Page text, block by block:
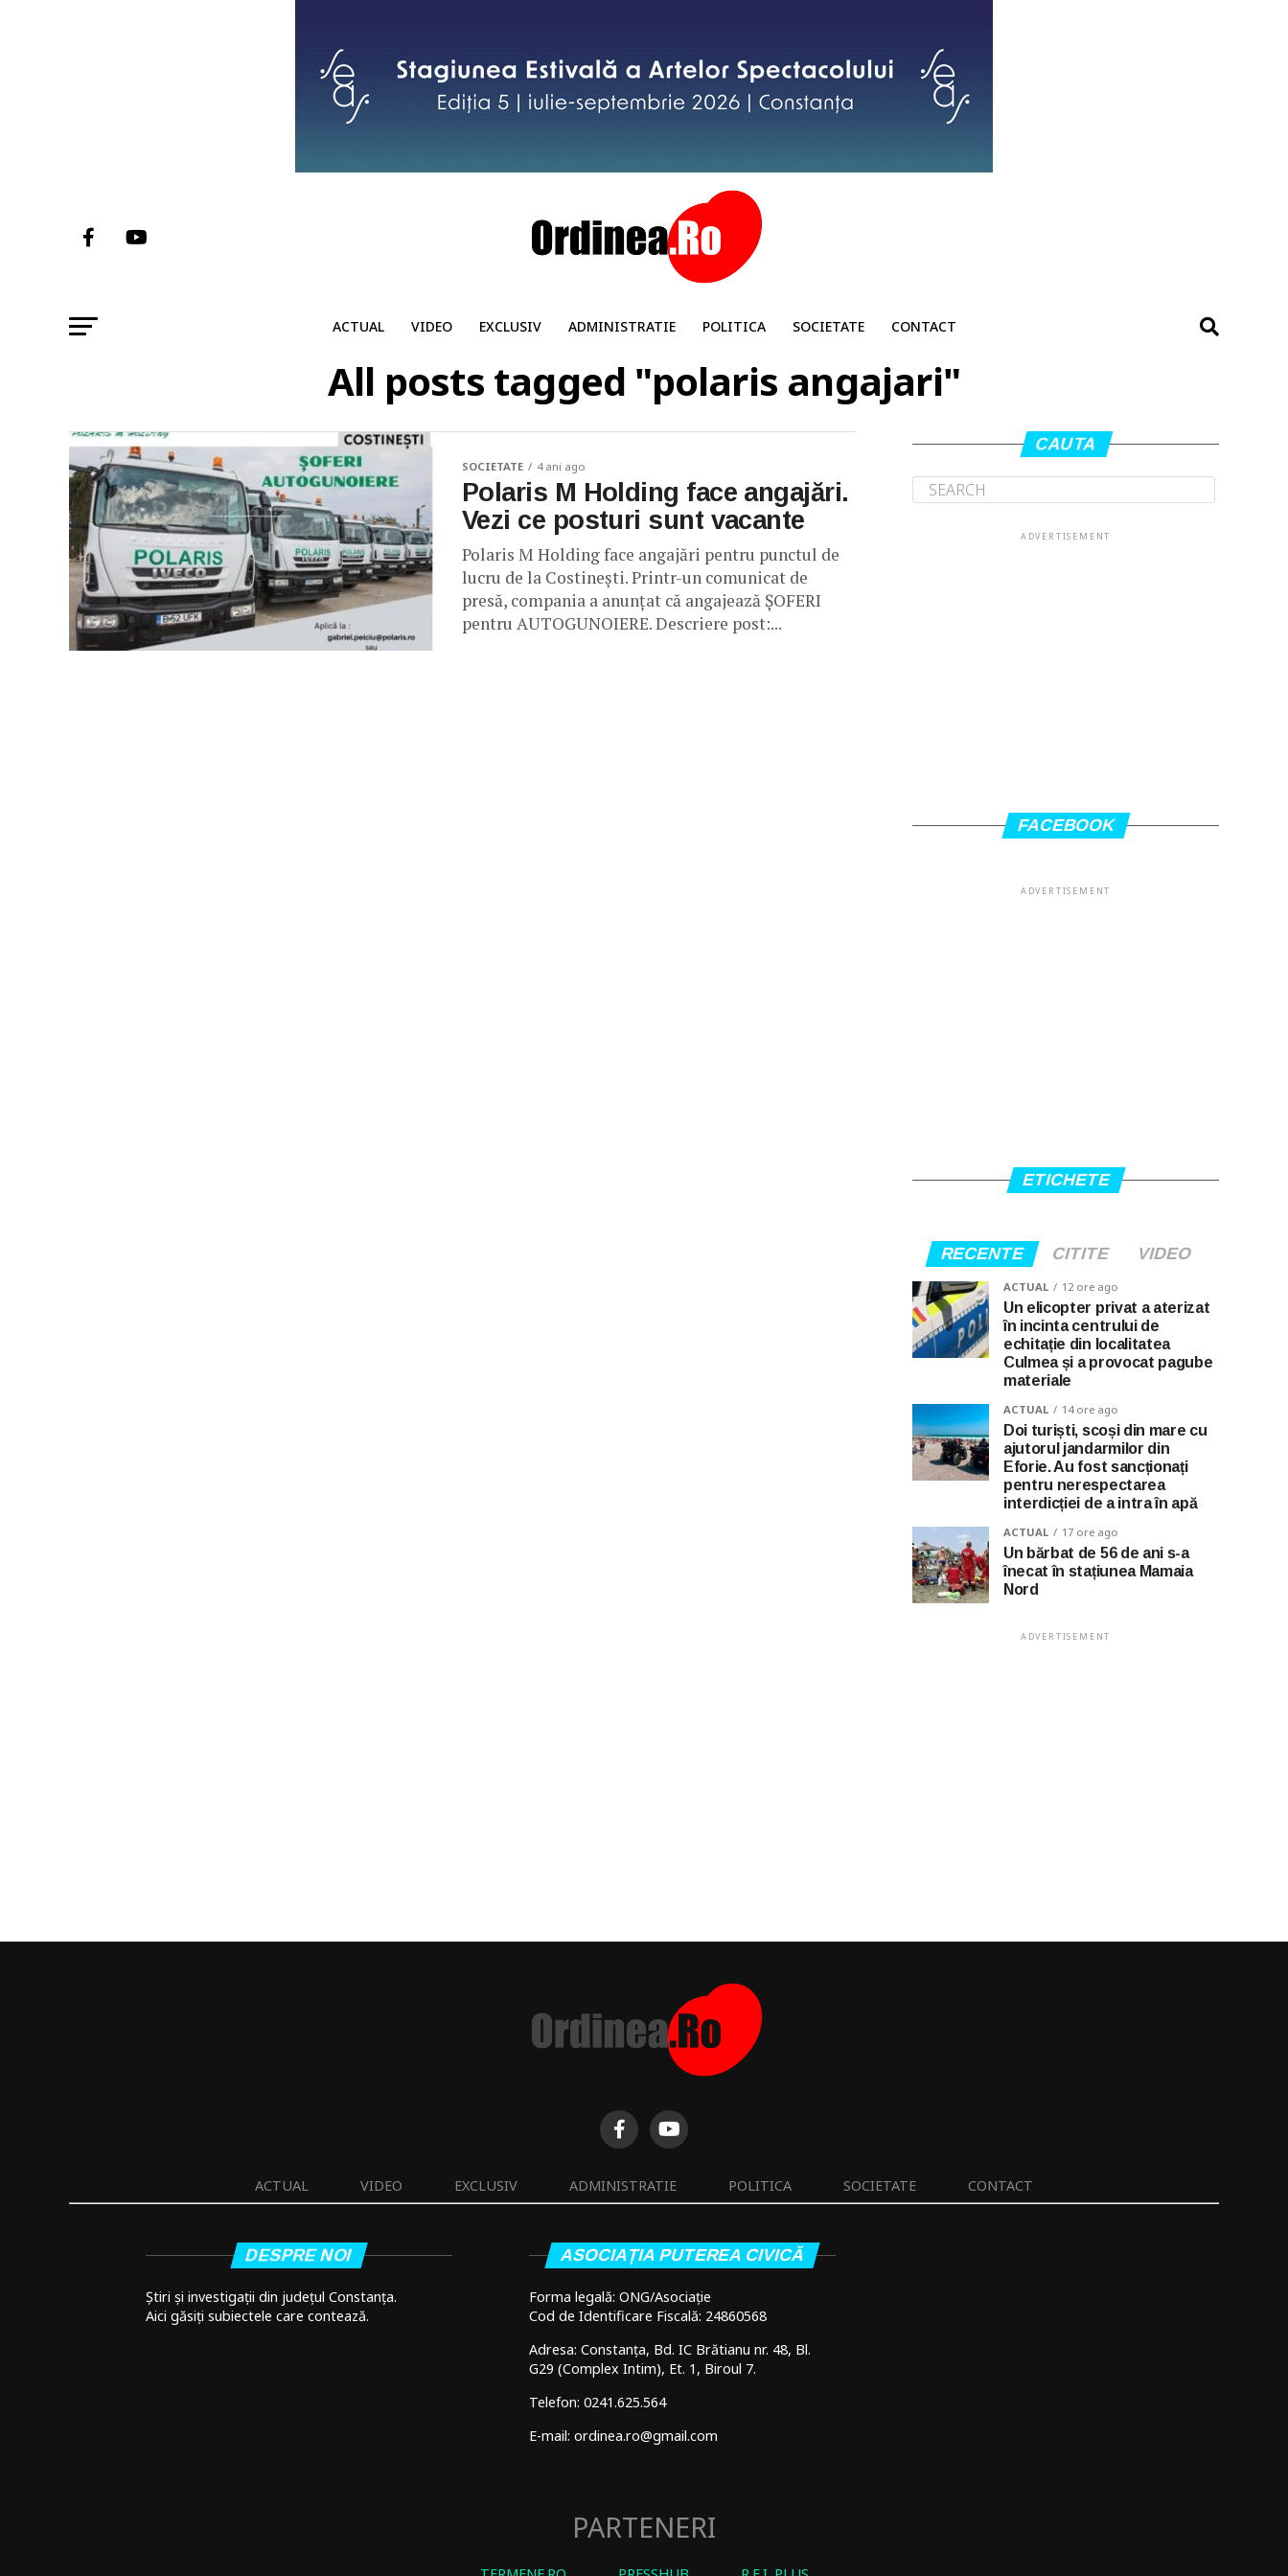
ACTUAL VIDEO EXCLUSIV ADMINISTRATIE POLITICA SOCIETATE CONTACT
All posts tagged "polaris angajari"
SOCIETATE 4 ani ago
Polaris M Holding face angajări.
Vezi ce posturi sunt vacante
Polaris M Holding face angajări pentru punctul de
lucru de la Costinești. Printr-un comunicat de
presă, compania a anunțat că angajează ȘOFERI
pentru AUTOGUNOIERE. Descriere post:...
CAUTA
ADVERTISEMENT
FACEBOOK
ADVERTISEMENT
ETICHETE
RECENTE CITITE VIDEO
ACTUAL 12 ore ago
Un elicopter privat a aterizat
în incinta centrului de
echitație din localitatea
Culmea și a provocat pagube
materiale
ACTUAL 14 ore ago
Doi turiști, scoși din mare cu
ajutorul jandarmilor din
Eforie. Au fost sancționați
pentru nerespectarea
interdicției de a intra în apă
ACTUAL 17 ore ago
Un bărbat de 56 de ani s-a
înecat în stațiunea Mamaia
Nord
ADVERTISEMENT
ACTUAL VIDEO EXCLUSIV ADMINISTRATIE POLITICA SOCIETATE CONTACT
DESPRE NOI
Știri și investigații din județul Constanța.
Aici găsiți subiectele care contează.
ASOCIAȚIA PUTEREA CIVICĂ
Forma legală: ONG/Asociație
Cod de Identificare Fiscală: 24860568
Adresa: Constanța, Bd. IC Brătianu nr. 48, Bl.
G29 (Complex Intim), Et. 1, Biroul 7.
Telefon: 0241.625.564
E-mail: ordinea.ro@gmail.com
PARTENERI